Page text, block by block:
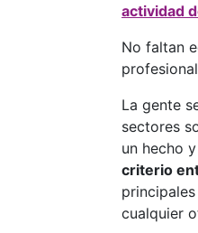
actividad
No faltan
La gente
sectores
un hecho
criterio
cualquier